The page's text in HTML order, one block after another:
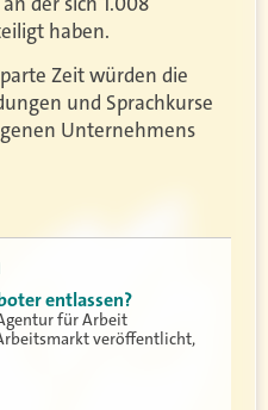
haben.
Zeit würden die
und Sprachkurse
Unternehmens
entlassen?
für Arbeit
veröffentlicht,